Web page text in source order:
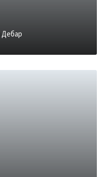
Дебар